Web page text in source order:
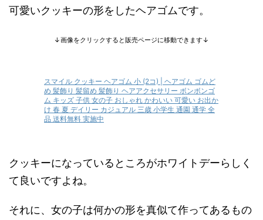
可愛いクッキーの形をしたヘアゴムです。
↓画像をクリックすると販売ページに移動できます↓
スマイル クッキー ヘアゴム 小 (2コ) | ヘアゴム ゴムど
め 髪飾り 髪留め 髪飾り ヘアアクセサリー ボンボンゴ
ム キッズ 子供 女の子 おしゃれ かわいい 可愛い お出か
け 春 夏 デイリー カジュアル 三歳 小学生 通園 通学 全
品 送料無料 実施中
クッキーになっているところがホワイトデーらしく
て良いですよね。
それに、女の子は何かの形を真似て作ってあるもの